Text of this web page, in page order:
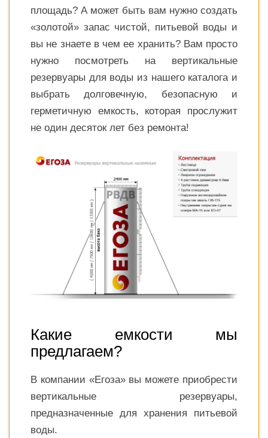
площадь? А может быть вам нужно создать
«золотой» запас чистой, питьевой воды и
вы не знаете в чем ее хранить? Вам просто
нужно посмотреть на вертикальные
резервуары для воды из нашего каталога и
выбрать долговечную, безопасную и
герметичную емкость, которая прослужит
не один десяток лет без ремонта!
Какие емкости мы
предлагаем?
В компании «Егоза» вы можете приобрести
вертикальные резервуары,
предназначенные для хранения питьевой
воды.